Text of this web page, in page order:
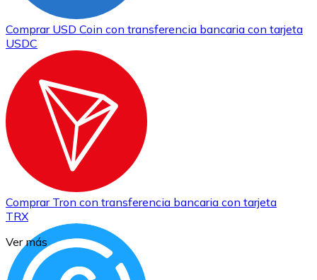
Comprar USD Coin con transferencia bancaria con tarjeta
USDC
Comprar Tron con transferencia bancaria con tarjeta
TRX
Ver más